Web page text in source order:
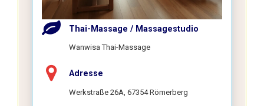
Thai-Massage / Massagestudio
Wanwisa Thai-Massage
Adresse
Werkstraße 26A, 67354 Römerberg